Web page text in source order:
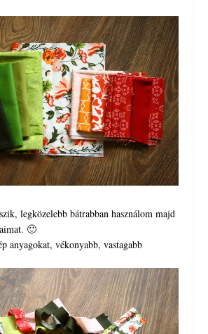
legközelebb bátrabban használom majd
🙂
anyagokat, vékonyabb, vastagabb